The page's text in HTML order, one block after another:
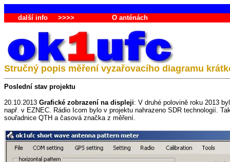
další info>>>> O anténách
Stručný popis měření vyzařovacího diagramu
Poslední stav projektu
20.10.2013 Grafické zobrazení na displeji: V druhé polovině roku 2013
např. v EZNEC. Rádio Icom bylo v projektu nahrazeno SDR technologií.
souřadnice QTH a časová značka z měření.